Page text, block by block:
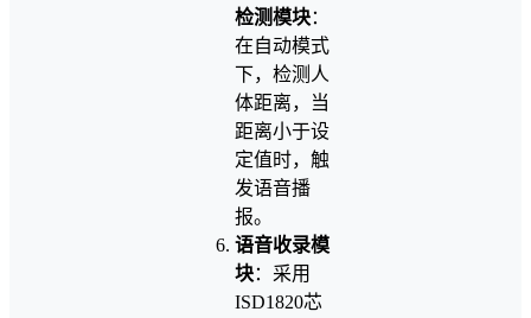
检测模块：
在自动模式
下，检测人
体距离，当
距离小于设
定值时，触
发语音播
报。
语音收录模
块：采用
ISD1820芯